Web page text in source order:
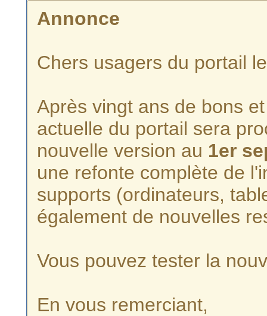
Annonce
Chers usagers du portail
Après vingt ans de bons
actuelle du portail sera
nouvelle version au 1er
une refonte complète de
supports (ordinateurs,
également de nouvelles
Vous pouvez tester la
En vous remerciant,